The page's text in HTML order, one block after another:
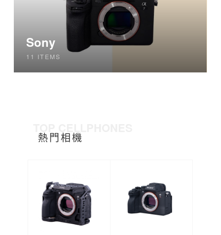
Sony
11 ITEMS
熱門相機